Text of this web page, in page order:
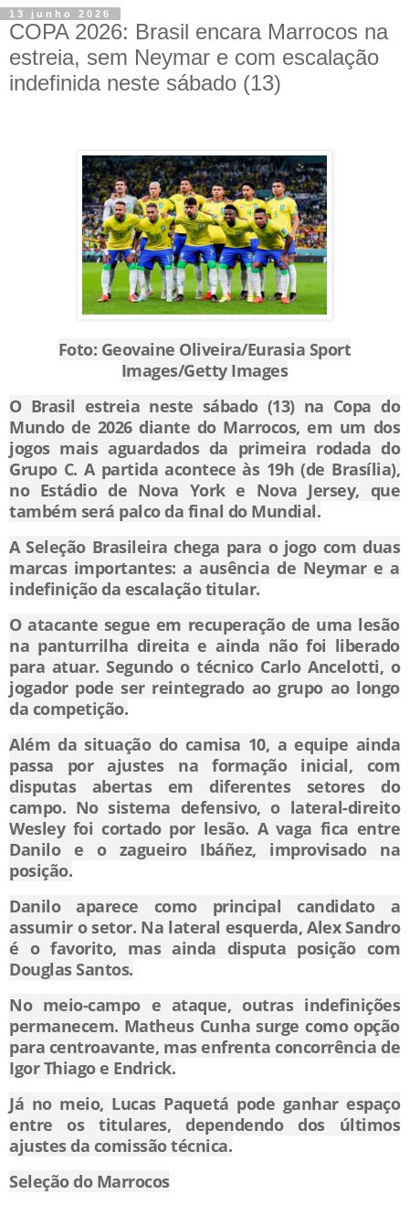
13 junho 2026
COPA 2026: Brasil encara Marrocos na
estreia, sem Neymar e com escalação
indefinida neste sábado (13)
Foto: Geovaine Oliveira/Eurasia Sport
Images/Getty Images
O Brasil estreia neste sábado (13) na Copa do
Mundo de 2026 diante do Marrocos, em um dos
jogos mais aguardados da primeira rodada do
Grupo C. A partida acontece às 19h (de Brasília),
no Estádio de Nova York e Nova Jersey, que
também será palco da final do Mundial.
A Seleção Brasileira chega para o jogo com duas
marcas importantes: a ausência de Neymar e a
indefinição da escalação titular.
O atacante segue em recuperação de uma lesão
na panturrilha direita e ainda não foi liberado
para atuar. Segundo o técnico Carlo Ancelotti, o
jogador pode ser reintegrado ao grupo ao longo
da competição.
Além da situação do camisa 10, a equipe ainda
passa por ajustes na formação inicial, com
disputas abertas em diferentes setores do
campo. No sistema defensivo, o lateral-direito
Wesley foi cortado por lesão. A vaga fica entre
Danilo e o zagueiro Ibáñez, improvisado na
posição.
Danilo aparece como principal candidato a
assumir o setor. Na lateral esquerda, Alex Sandro
é o favorito, mas ainda disputa posição com
Douglas Santos.
No meio-campo e ataque, outras indefinições
permanecem. Matheus Cunha surge como opção
para centroavante, mas enfrenta concorrência de
Igor Thiago e Endrick.
Já no meio, Lucas Paquetá pode ganhar espaço
entre os titulares, dependendo dos últimos
ajustes da comissão técnica.
Seleção do Marrocos